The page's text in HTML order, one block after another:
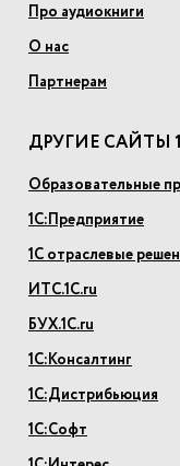
Про аудиокниги
О нас
Партнерам
ДРУГИЕ САЙТЫ
Образовательные
1С:Предприятие
1С отраслевые
ИТС.1С.ru
БУХ.1С.ru
1С:Консалтинг
1С:Дистрибьюция
1С:Софт